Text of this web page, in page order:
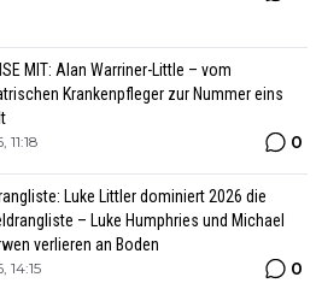
MIT: Alan Warriner-Little – vom
Krankenpfleger zur Nummer eins
0
Luke Littler dominiert 2026 die
– Luke Humphries und Michael
verlieren an Boden
14:15 0